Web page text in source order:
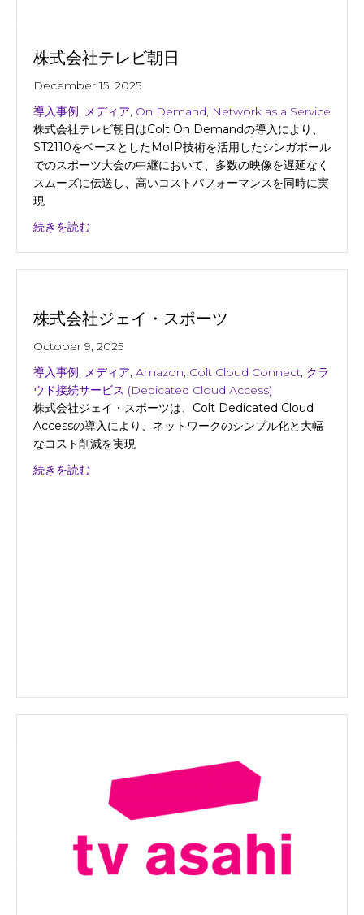
株式会社テレビ朝日
December 15, 2025
導入事例, メディア, On Demand, Network as a Service
株式会社テレビ朝日はColt On Demandの導入により、
ST2110をベースとしたMoIP技術を活用したシンガポール
でのスポーツ大会の中継において、多数の映像を遅延なく
スムーズに伝送し、高いコストパフォーマンスを同時に実
現
続きを読むabout 株式会社テレビ朝日
株式会社ジェイ・スポーツ
October 9, 2025
導入事例, メディア, Amazon, Colt Cloud Connect, クラ
ウド接続サービス (Dedicated Cloud Access)
株式会社ジェイ・スポーツは、Colt Dedicated Cloud
Accessの導入により、ネットワークのシンプル化と大幅
なコスト削減を実現
続きを読むabout 株式会社ジェイ・スポーツ